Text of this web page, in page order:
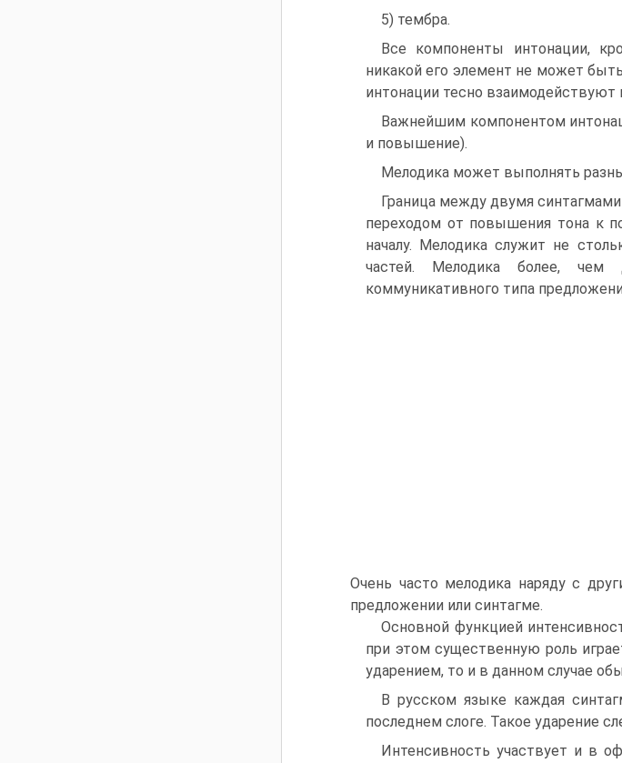
5) тембра.
Все компоненты интонации,
никакой его элемент не может
интонации тесно взаимодействуют
Важнейшим компонентом
и повышение).
Мелодика может выполнять
Граница между двумя
переходом от повышения тона к
началу. Мелодика служит не
частей. Мелодика более, чем
коммуникативного типа
Очень часто мелодика наряду с
предложении или синтагме.
Основной функцией
при этом существенную роль
ударением, то и в данном случае
В русском языке каждая
последнем слоге. Такое ударение
Интенсивность участвует и в